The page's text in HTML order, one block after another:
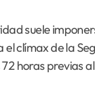
suele
clímax de la
horas previas